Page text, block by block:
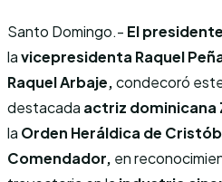
Santo Domingo.- El
lavicepresidenta Raquel
Raquel Arbaje,condecoró
destacada actriz dominicana
la Orden Heráldica de
Comendador, en